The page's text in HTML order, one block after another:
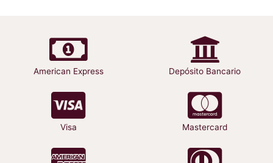
página
American Express Depósito Bancario
Visa Mastercard